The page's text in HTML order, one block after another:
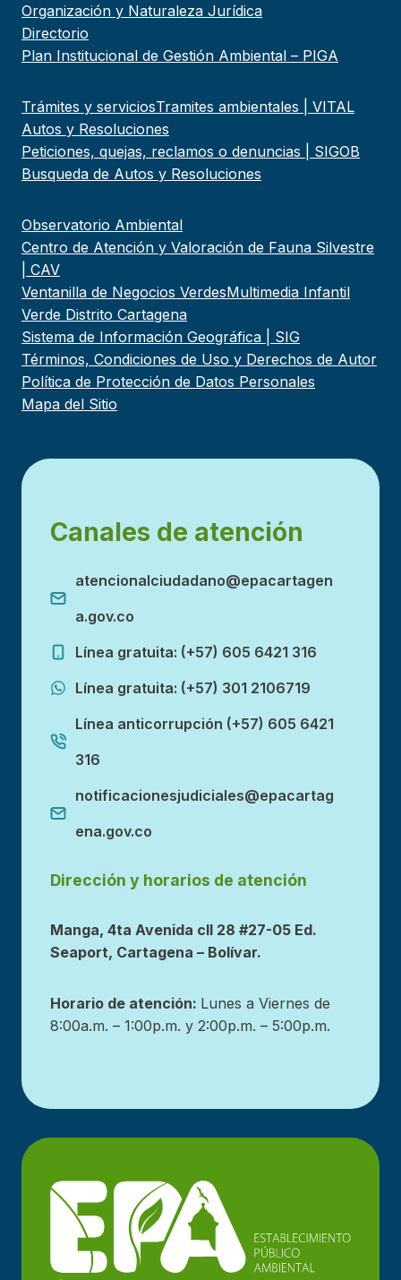
Organización y Naturaleza Jurídica
Directorio
Plan Institucional de Gestión Ambiental – PIGA
Trámites y serviciosTramites ambientales | VITAL
Autos y Resoluciones
Peticiones, quejas, reclamos o denuncias | SIGOB
Busqueda de Autos y Resoluciones
Observatorio Ambiental
Centro de Atención y Valoración de Fauna Silvestre
| CAV
Ventanilla de Negocios VerdesMultimedia Infantil
Verde Distrito Cartagena
Sistema de Información Geográfica | SIG
Términos, Condiciones de Uso y Derechos de Autor
Política de Protección de Datos Personales
Mapa del Sitio
Canales de atención
atencionalciudadano@epacartagen
a.gov.co
Línea gratuita: (+57) 605 6421 316
Línea gratuita: (+57) 301 2106719
Línea anticorrupción (+57) 605 6421
316
notificacionesjudiciales@epacartag
ena.gov.co
Dirección y horarios de atención
Manga, 4ta Avenida cll 28 #27-05 Ed.
Seaport, Cartagena – Bolívar.
Horario de atención: Lunes a Viernes de
8:00a.m. – 1:00p.m. y 2:00p.m. – 5:00p.m.